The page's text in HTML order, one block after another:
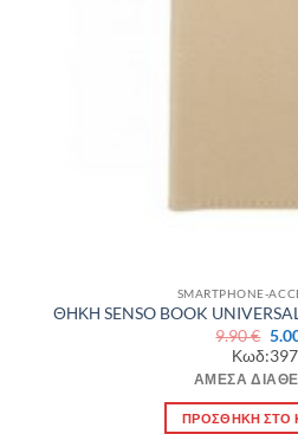
SMARTPHONE-
ΘΗΚΗ SENSO BOOK
9.90€
price
was:
Κωδ:397
ΆΜΕΣΑ
ΠΡΟΣΘΉΚΗ ΣΤΟ